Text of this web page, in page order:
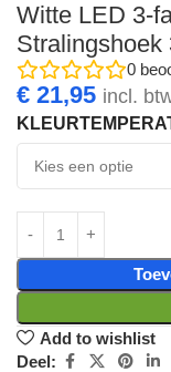
Witte LED 3-
Stralingshoek
0
€ 21,95 incl.
Add to wishlist
Deel: